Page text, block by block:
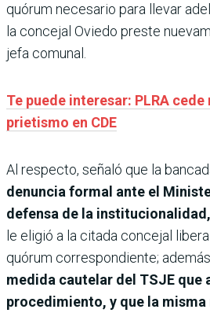
quórum necesario para llevar
la concejal Oviedo preste
jefa comunal.
Te puede interesar: PLRA cede
prietismo en CDE
Al respecto, señaló que la
denuncia formal ante el
defensa de la institucionalidad,
le eligió a la citada concejal
quórum correspondiente;
medida cautelar del TSJE que
procedimiento, y que la